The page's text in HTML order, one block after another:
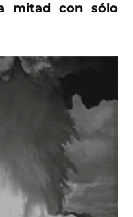
mitad con sólo